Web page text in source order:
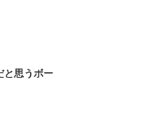
と思うボー